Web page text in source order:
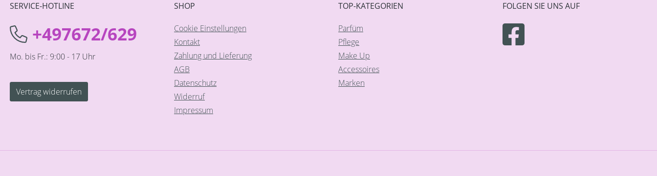
SERVICE-HOTLINE
+497672/629
Mo. bis Fr.: 9:00 - 17 Uhr
Vertrag widerrufen
SHOP
Cookie Einstellungen
Kontakt
Zahlung und Lieferung
AGB
Datenschutz
Widerruf
Impressum
TOP-KATEGORIEN
Parfüm
Pflege
Make Up
Accessoires
Marken
FOLGEN SIE UNS AUF